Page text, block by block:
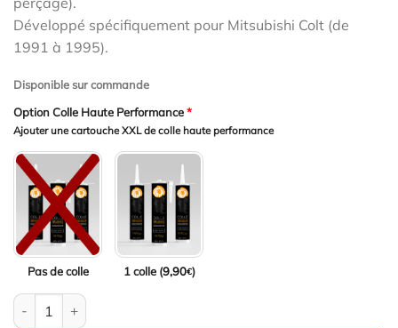
Développé spécifiquement pour Mitsubishi Colt (de
1991 à 1995).
Disponible sur commande
Option Colle Haute Performance*
Ajouter une cartouche XXL de colle haute performance
Pas de colle 1 colle (9,90€)
quantité de Aileron / Becquet Origine Replica pour Mitsubishi